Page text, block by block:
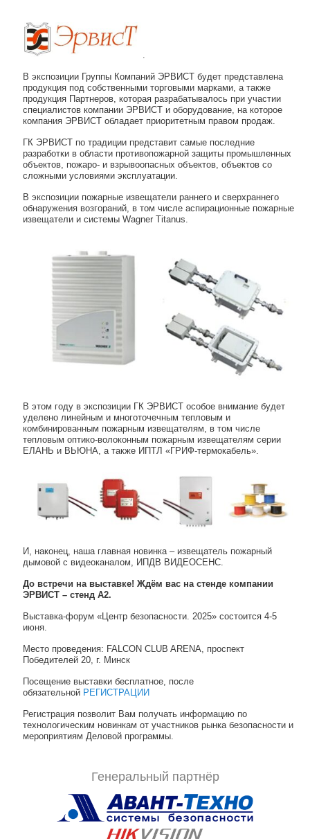
В экспозиции Группы Компаний ЭРВИСТ будет представлена
продукция под собственными торговыми марками, а также
продукция Партнеров, которая разрабатывалось при участии
специалистов компании ЭРВИСТ и оборудование, на которое
компания ЭРВИСТ обладает приоритетным правом продаж.
ГК ЭРВИСТ по традиции представит самые последние
разработки в области противопожарной защиты промышленных
объектов, пожаро- и взрывоопасных объектов, объектов со
сложными условиями эксплуатации.
В экспозиции пожарные извещатели раннего и сверхраннего
обнаружения возгораний, в том числе аспирационные пожарные
извещатели и системы Wagner Titanus.
В этом году в экспозиции ГК ЭРВИСТ особое внимание будет
уделено линейным и многоточечным тепловым и
комбинированным пожарным извещателям, в том числе
тепловым оптико-волоконным пожарным извещателям серии
ЕЛАНЬ и ВЬЮНА, а также ИПТЛ «ГРИФ-термокабель».
И, наконец, наша главная новинка – извещатель пожарный
дымовой с видеоканалом, ИПДВ ВИДЕОСЕНС.
До встречи на выставке! Ждём вас на стенде компании
ЭРВИСТ – стенд А2.
Выставка-форум «Центр безопасности. 2025» состоится 4-5
июня.
Место проведения: FALCON CLUB ARENA, проспект
Победителей 20, г. Минск
Посещение выставки бесплатное, после
обязательной РЕГИСТРАЦИИ
Регистрация позволит Вам получать информацию по
технологическим новинкам от участников рынка безопасности и
мероприятиям Деловой программы.
Генеральный партнёр